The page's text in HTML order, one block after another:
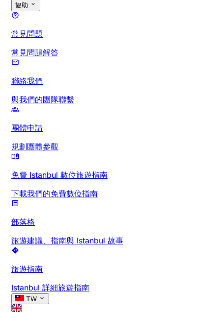
協助
常見問題
常見問題解答
聯絡我們
與我們的團隊聯繫
團體申請
規劃團體參觀
免費 Istanbul 數位旅遊指南
下載我們的免費數位指南
部落格
旅遊建議、指南與 Istanbul 故事
旅遊指南
Istanbul 詳細旅遊指南
TW